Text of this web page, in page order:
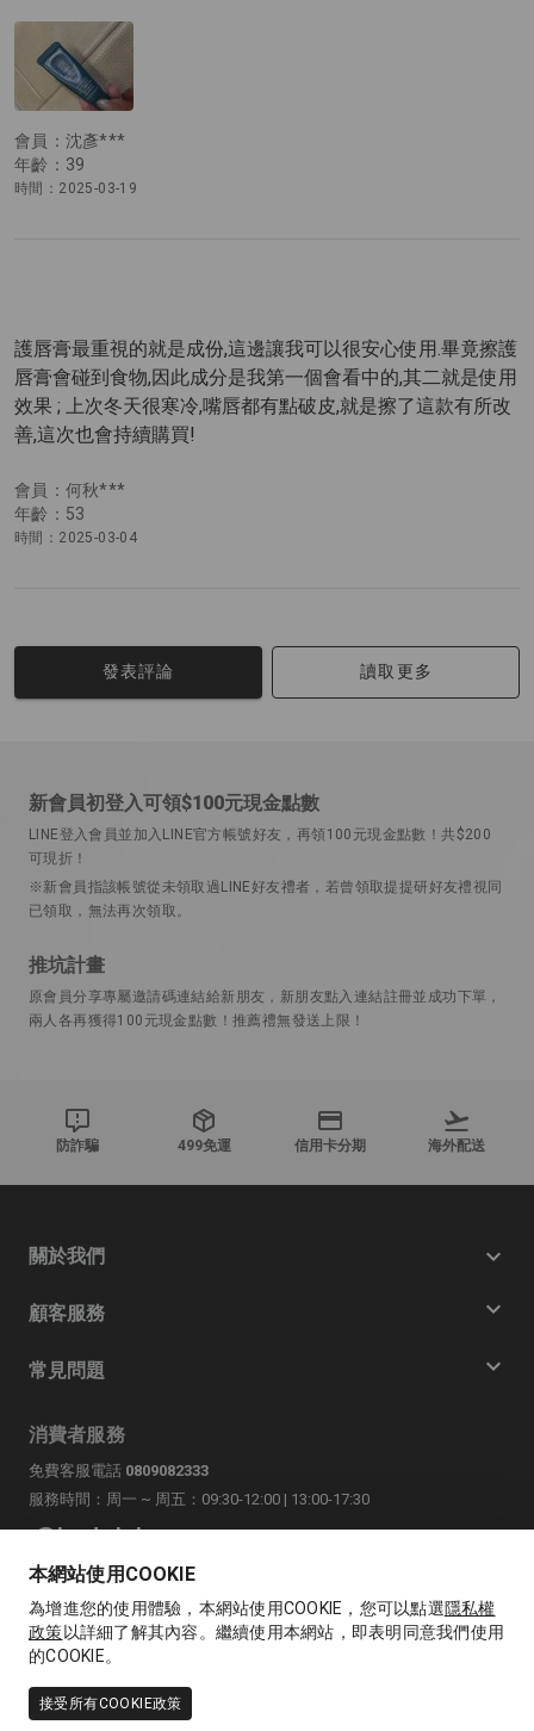
會員：沈彥***
年齡：39
時間：2025-03-19
會員：何秋***
年齡：53
時間：2025-03-04
護唇膏最重視的就是成份,這邊讓我可以很安心使用.畢竟擦護
唇膏會碰到食物,因此成分是我第一個會看中的,其二就是使用
效果 ; 上次冬天很寒冷,嘴唇都有點破皮,就是擦了這款有所改
善,這次也會持續購買!
發表評論 讀取更多
新會員初登入可領$100元現金點數
LINE登入會員並加入LINE官方帳號好友，再領100元現金點數！共$200
可現折！
※新會員指該帳號從未領取過LINE好友禮者，若曾領取提提研好友禮視同
已領取，無法再次領取。
推坑計畫
原會員分享專屬邀請碼連結給新朋友，新朋友點入連結註冊並成功下單，
兩人各再獲得100元現金點數！推薦禮無發送上限！
防詐騙 499免運 信用卡分期 海外配送
關於我們
顧客服務
常見問題
消費者服務
免費客服電話 0809082333
服務時間：周一 ~ 周五：09:30-12:00 | 13:00-17:30
@byJolab.com
聯絡我們
LINE
byJolab官方帳號
本網站使用COOKIE
為增進您的使用體驗，本網站使用COOKIE，您可以點選隱私權
政策以詳細了解其內容。繼續使用本網站，即表明同意我們使用
的COOKIE。
接受所有COOKIE政策